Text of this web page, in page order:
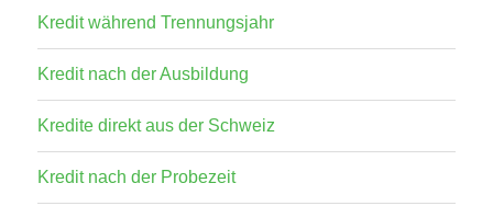
Kredit während Trennungsjahr
Kredit nach der Ausbildung
Kredite direkt aus der Schweiz
Kredit nach der Probezeit